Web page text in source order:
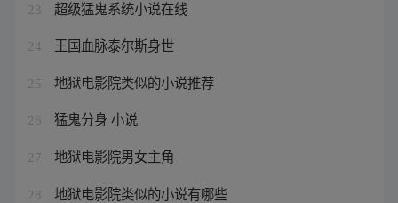
23 超级猛鬼系统小说在线
24 王国血脉泰尔斯身世
25 地狱电影院类似的小说推荐
26 猛鬼分身 小说
27 地狱电影院男女主角
28 地狱电影院类似的小说有哪些